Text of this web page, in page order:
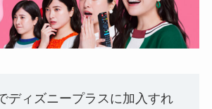
ディズニープラスに加入すれ